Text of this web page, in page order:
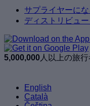
サプライヤーにな
ディストリビュ
5,000,000 人以上の旅
English
Català